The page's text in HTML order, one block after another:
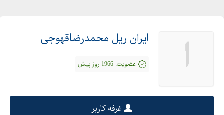
ا ایران ریل محمدرضاقهوجی
عضویت: 1966 روز پیش
غرفه کاربر